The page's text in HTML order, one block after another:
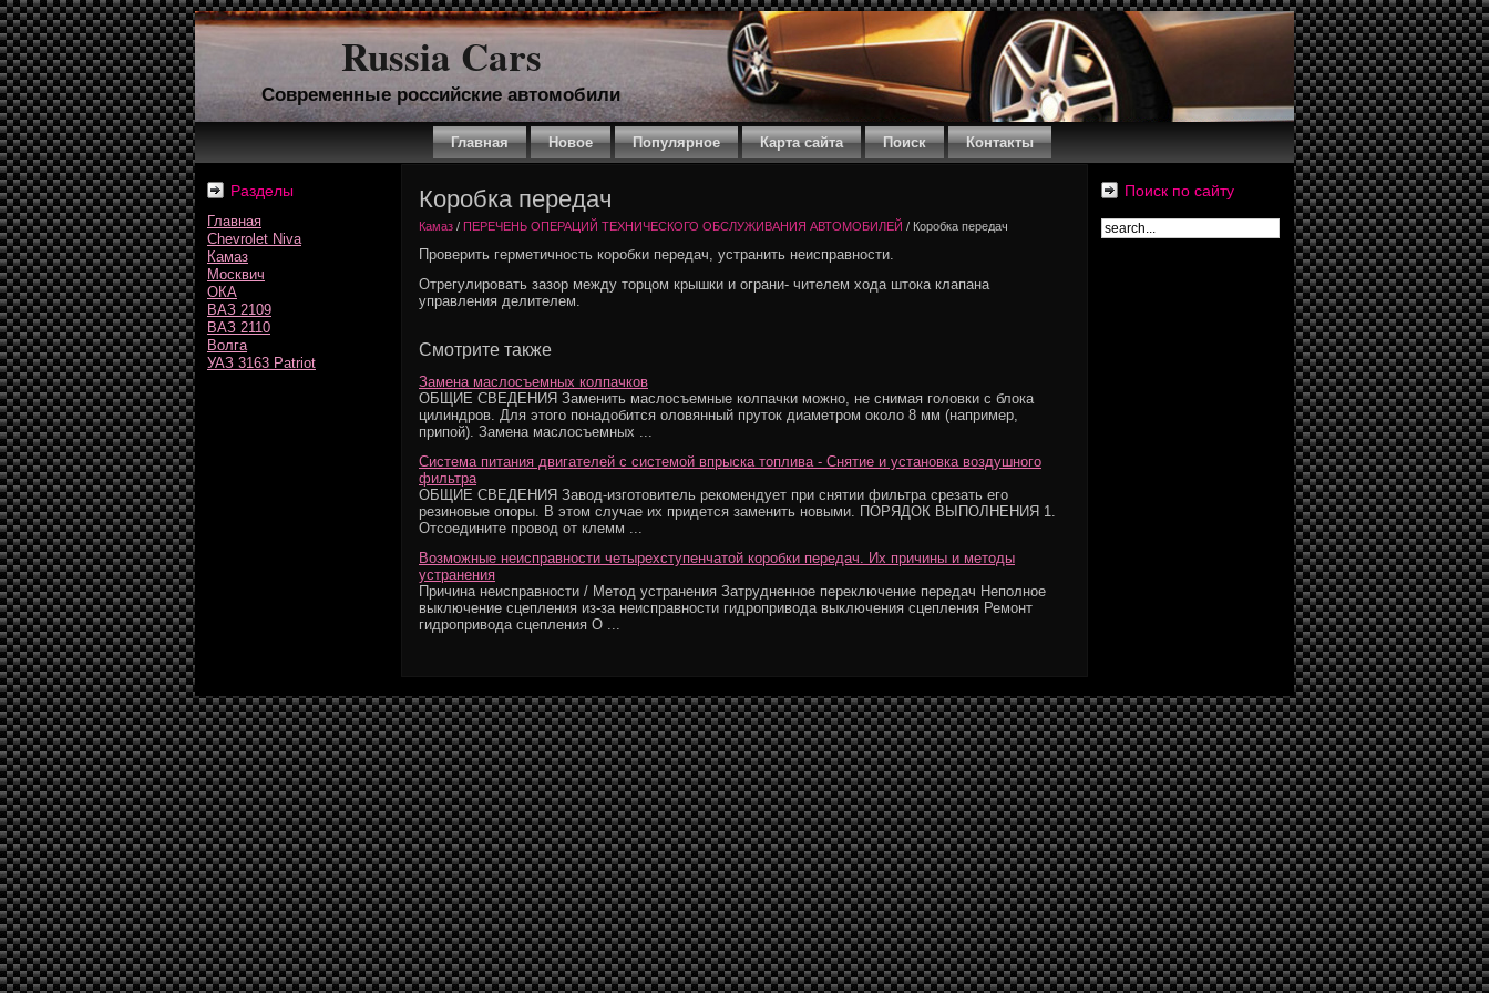
Russia Cars
Современные российские автомобили
Главная Новое Популярное Карта сайта Поиск Контакты
Разделы
Главная
Chevrolet Niva
Камаз
Москвич
ОКА
ВАЗ 2109
ВАЗ 2110
Волга
УАЗ 3163 Patriot
Коробка передач
Камаз / ПЕРЕЧЕНЬ ОПЕРАЦИЙ ТЕХНИЧЕСКОГО ОБСЛУЖИВАНИЯ АВТОМОБИЛЕЙ / Коробка передач
Проверить герметичность коробки передач, устранить неисправности.
Отрегулировать зазор между торцом крышки и ограни- чителем хода штока клапана
управления делителем.
Смотрите также
Замена маслосъемных колпачков
ОБЩИЕ СВЕДЕНИЯ Заменить маслосъемные колпачки можно, не снимая головки с блока
цилиндров. Для этого понадобится оловянный пруток диаметром около 8 мм (например,
припой). Замена маслосъемных ...
Система питания двигателей с системой впрыска топлива - Снятие и установка воздушного
фильтра
ОБЩИЕ СВЕДЕНИЯ Завод-изготовитель рекомендует при снятии фильтра срезать его
резиновые опоры. В этом случае их придется заменить новыми. ПОРЯДОК ВЫПОЛНЕНИЯ 1.
Отсоедините провод от клемм ...
Возможные неисправности четырехступенчатой коробки передач. Их причины и методы
устранения
Причина неисправности / Метод устранения Затрудненное переключение передач Неполное
выключение сцепления из-за неисправности гидропривода выключения сцепления Ремонт
гидропривода сцепления О ...
Поиск по сайту